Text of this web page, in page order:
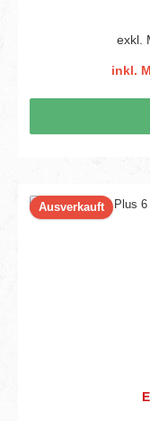
exkl.
inkl.
Ausverkauft